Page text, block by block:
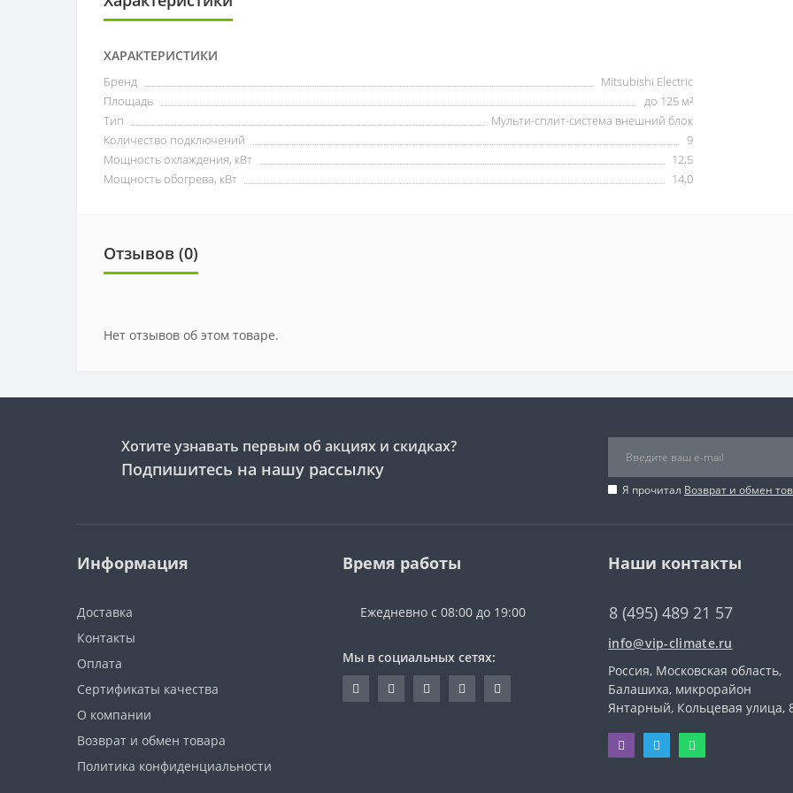
ХАРАКТЕРИСТИКИ
Бренд
Mitsubishi Electric
Площадь
до 125 м²
Тип
Мульти-сплит-система внешний блок
Количество подключений
9
Мощность охлаждения, кВт
12,5
Мощность обогрева, кВт
14,0
Отзывов (0)
Нет отзывов об этом товаре.
Хотите узнавать первым об акциях и скидках?
Подпишитесь на нашу рассылку
Я прочитал Возврат и обмен
Информация
Доставка
Контакты
Оплата
Сертификаты качества
О компании
Возврат и обмен товара
Политика конфиденциальности
Время работы
Ежедневно с 08:00 до 19:00
Мы в социальных сетях:
Наши контакты
8 (495) 489 21 57
info@vip-climate.ru
Россия, Московская область,
Балашиха, микрорайон
Янтарный, Кольцевая улица,